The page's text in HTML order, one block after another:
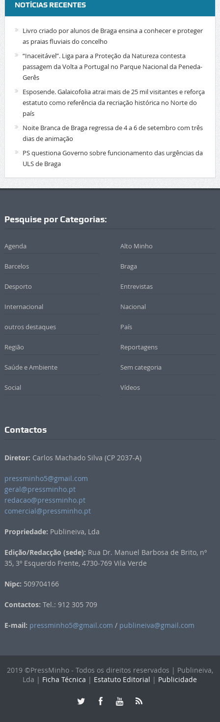
NOTÍCIAS RECENTES
Livro criado por alunos de Braga ensina a conhecer e proteger
as praias fluviais do concelho
“Inaceitável”. Liga para a Proteção da Natureza contesta
passagem da Volta a Portugal no Parque Nacional da Peneda-
Gerês
Esposende. Galaicofolia atrai mais de 25 mil visitantes e reforça
estatuto como referência da recriação histórica no Norte do
país
Noite Branca de Braga regressa de 4 a 6 de setembro com três
dias de animação
PS questiona Governo sobre funcionamento das urgências da
ULS de Braga
Pesquise por Categorias:
Agenda Alto Minho
Barcelos Braga
Desporto Entrevistas
Internacional Nacional
outros destaques País
Região Reportagens
Saúde e Ambiente Sem categoria
Social Vídeos
Contactos
Diretor: Carlos Machado Silva (CP 2037-A)
pressminho5@gmail.com
geral@pressminho.pt
redacao@pressminho.pt
comercial@pressminho.pt
Propriedade: Publineiva, Lda
Edição/Redacção (sede): Rua Dr. Manuel Barbosa de Brito, nº
35, 3º Esquerdo Frente, 4730-769 Vila Verde
Nipc: 509704166
Contactos: Tel.: 912 305 709
E-mail: pressminho5@gmail.com / publineiva@gmail.com
2019 ©PressMinho - Todos os direitos reservados | Publineiva,
Lda | Ficha Técnica | Estatuto Editorial | Publicidade